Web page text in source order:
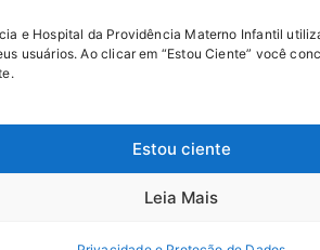
e Hospital da Providência Materno Infantil
usuários. Ao clicar em “Estou Ciente” você
Estou ciente
Leia Mais